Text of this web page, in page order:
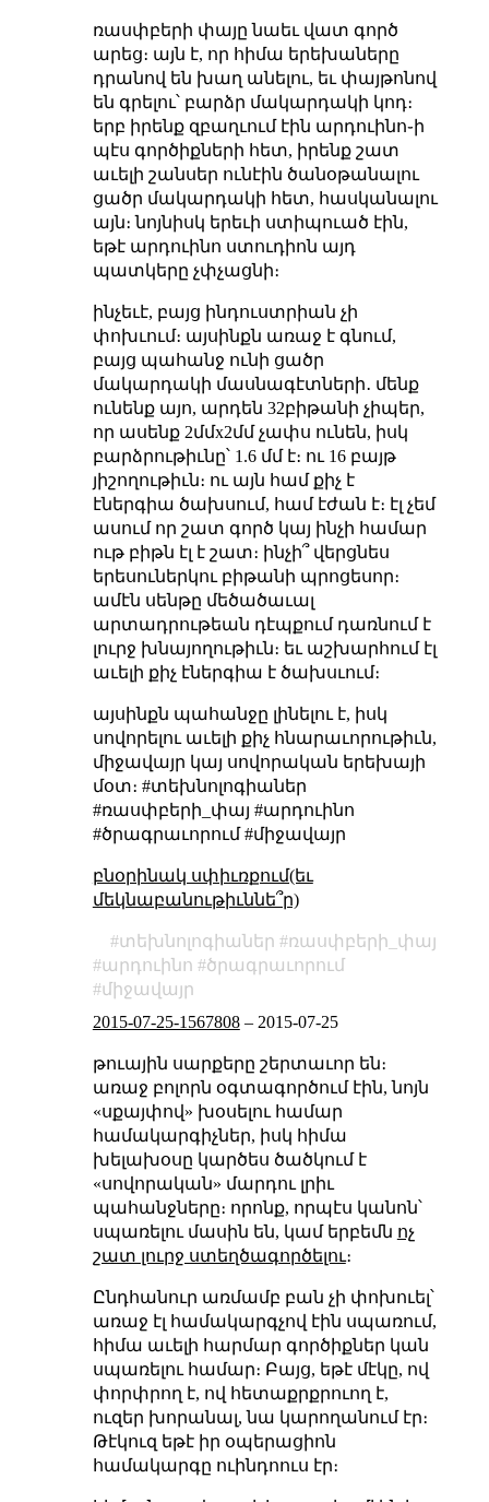
ռասփբերի փայը նաեւ վատ գործ
արեց։ այն է, որ հիմա երեխաները
դրանով են խաղ անելու, եւ փայթոնով
են գրելու՝ բարձր մակարդակի կոդ։
երբ իրենք զբաղւում էին արդուինո֊ի
պէս գործիքների հետ, իրենք շատ
աւելի շանսեր ունէին ծանօթանալու
ցածր մակարդակի հետ, հասկանալու
այն։ նոյնիսկ երեւի ստիպուած էին,
եթէ արդուինո ստուդիոն այդ
պատկերը չփչացնի։
ինչեւէ, բայց ինդուստրիան չի
փոխւում։ այսինքն առաջ է գնում,
բայց պահանջ ունի ցածր
մակարդակի մասնագէտների․ մենք
ունենք այո, արդեն 32բիթանի չիպեր,
որ ասենք 2մմx2մմ չափս ունեն, իսկ
բարձրութիւնը՝ 1.6 մմ է։ ու 16 բայթ
յիշողութիւն։ ու այն համ քիչ է
էներգիա ծախսում, համ էժան է։ էլ չեմ
ասում որ շատ գործ կայ ինչի համար
ութ բիթն էլ է շատ։ ինչի՞ վերցնես
երեսուներկու բիթանի պրոցեսոր։
ամէն սենթը մեծածաւալ
արտադրութեան դէպքում դառնում է
լուրջ խնայողութիւն։ եւ աշխարհում էլ
աւելի քիչ էներգիա է ծախսւում։
այսինքն պահանջը լինելու է, իսկ
սովորելու աւելի քիչ հնարաւորութիւն,
միջավայր կայ սովորական երեխայի
մօտ։ #տեխնոլոգիաներ
#ռասփբերի_փայ #արդուինո
#ծրագրաւորում #միջավայր
բնօրինակ սփիւռքում(եւ
մեկնաբանութիւննե՞ր)
տեխնոլոգիաներ
ռասփբերի_փայ
արդուինո
ծրագրաւորում
միջավայր
2015-07-25-1567808– 2015-07-25
թուային սարքերը շերտաւոր են։
առաջ բոլորն օգտագործում էին, նոյն
«սքայփով» խօսելու համար
համակարգիչներ, իսկ հիմա
խելախօսը կարծես ծածկում է
«սովորական» մարդու լրիւ
պահանջները։ որոնք, որպէս կանոն՝
սպառելու մասին են, կամ երբեմն ոչ
շատ լուրջ ստեղծագործելու։
Ընդհանուր առմամբ բան չի փոխուել՝
առաջ էլ համակարգչով էին սպառում,
հիմա աւելի հարմար գործիքներ կան
սպառելու համար։ Բայց, եթէ մէկը, ով
փորփրող է, ով հետաքրքրուող է,
ուզեր խորանալ, նա կարողանում էր։
Թէկուզ եթէ իր օպերացիոն
համակարգը ուինդոուս էր։